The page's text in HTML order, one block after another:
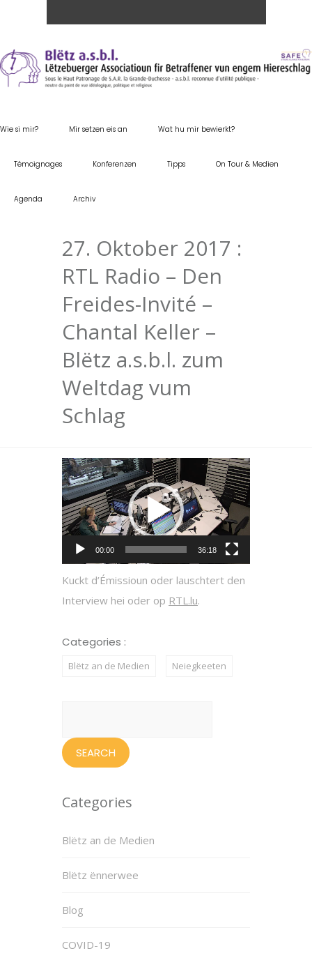
Wie si mir? Mir setzen eis an Wat hu mir bewierkt?
Témoignages Konferenzen Tipps On Tour & Medien
Agenda Archiv
27. Oktober 2017 :
RTL Radio – Den
Freides-Invité –
Chantal Keller –
Blëtz a.s.b.l. zum
Weltdag vum
Schlag
Video
Player
00:00 36:18
Kuckt d’Émissioun oder lauschtert den
Interview hei oder op RTL.lu.
Categories :
Blëtz an de Medien Neiegkeeten
Categories
Blëtz an de Medien
Blëtz ënnerwee
Blog
COVID-19